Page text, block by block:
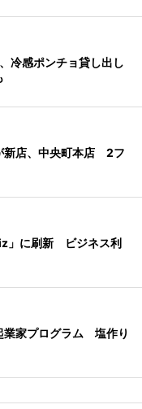
冷感ポンチョ貸し出し
新店、中央町本店 2フ
」に刷新 ビジネス利
業家プログラム 塩作り